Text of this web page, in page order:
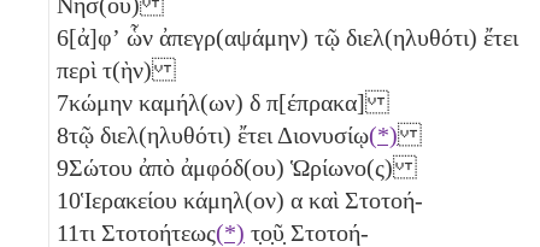
6[ἀ]φʼ ὧν ἀπεγρ(αψάμην) τῷ διελ(ηλυθότι) ἔτει
περὶ τ(ὴν)
7κώμην καμήλ(ων) δ π[έπρακα]
8τῷ διελ(ηλυθότι) ἔτει Διονυσίῳ(*)
9Σώτου ἀπὸ ἀμφόδ(ου) Ὡρίωνο(ς)
10Ἱερακείου κάμηλ(ον) α καὶ Στοτοή-
11τι Στοτοήτεως(*) τ̣ο̣ῦ̣ Στοτοή-